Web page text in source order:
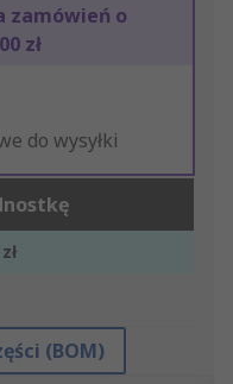
zamówień o
zł
do wysyłki
(BOM)